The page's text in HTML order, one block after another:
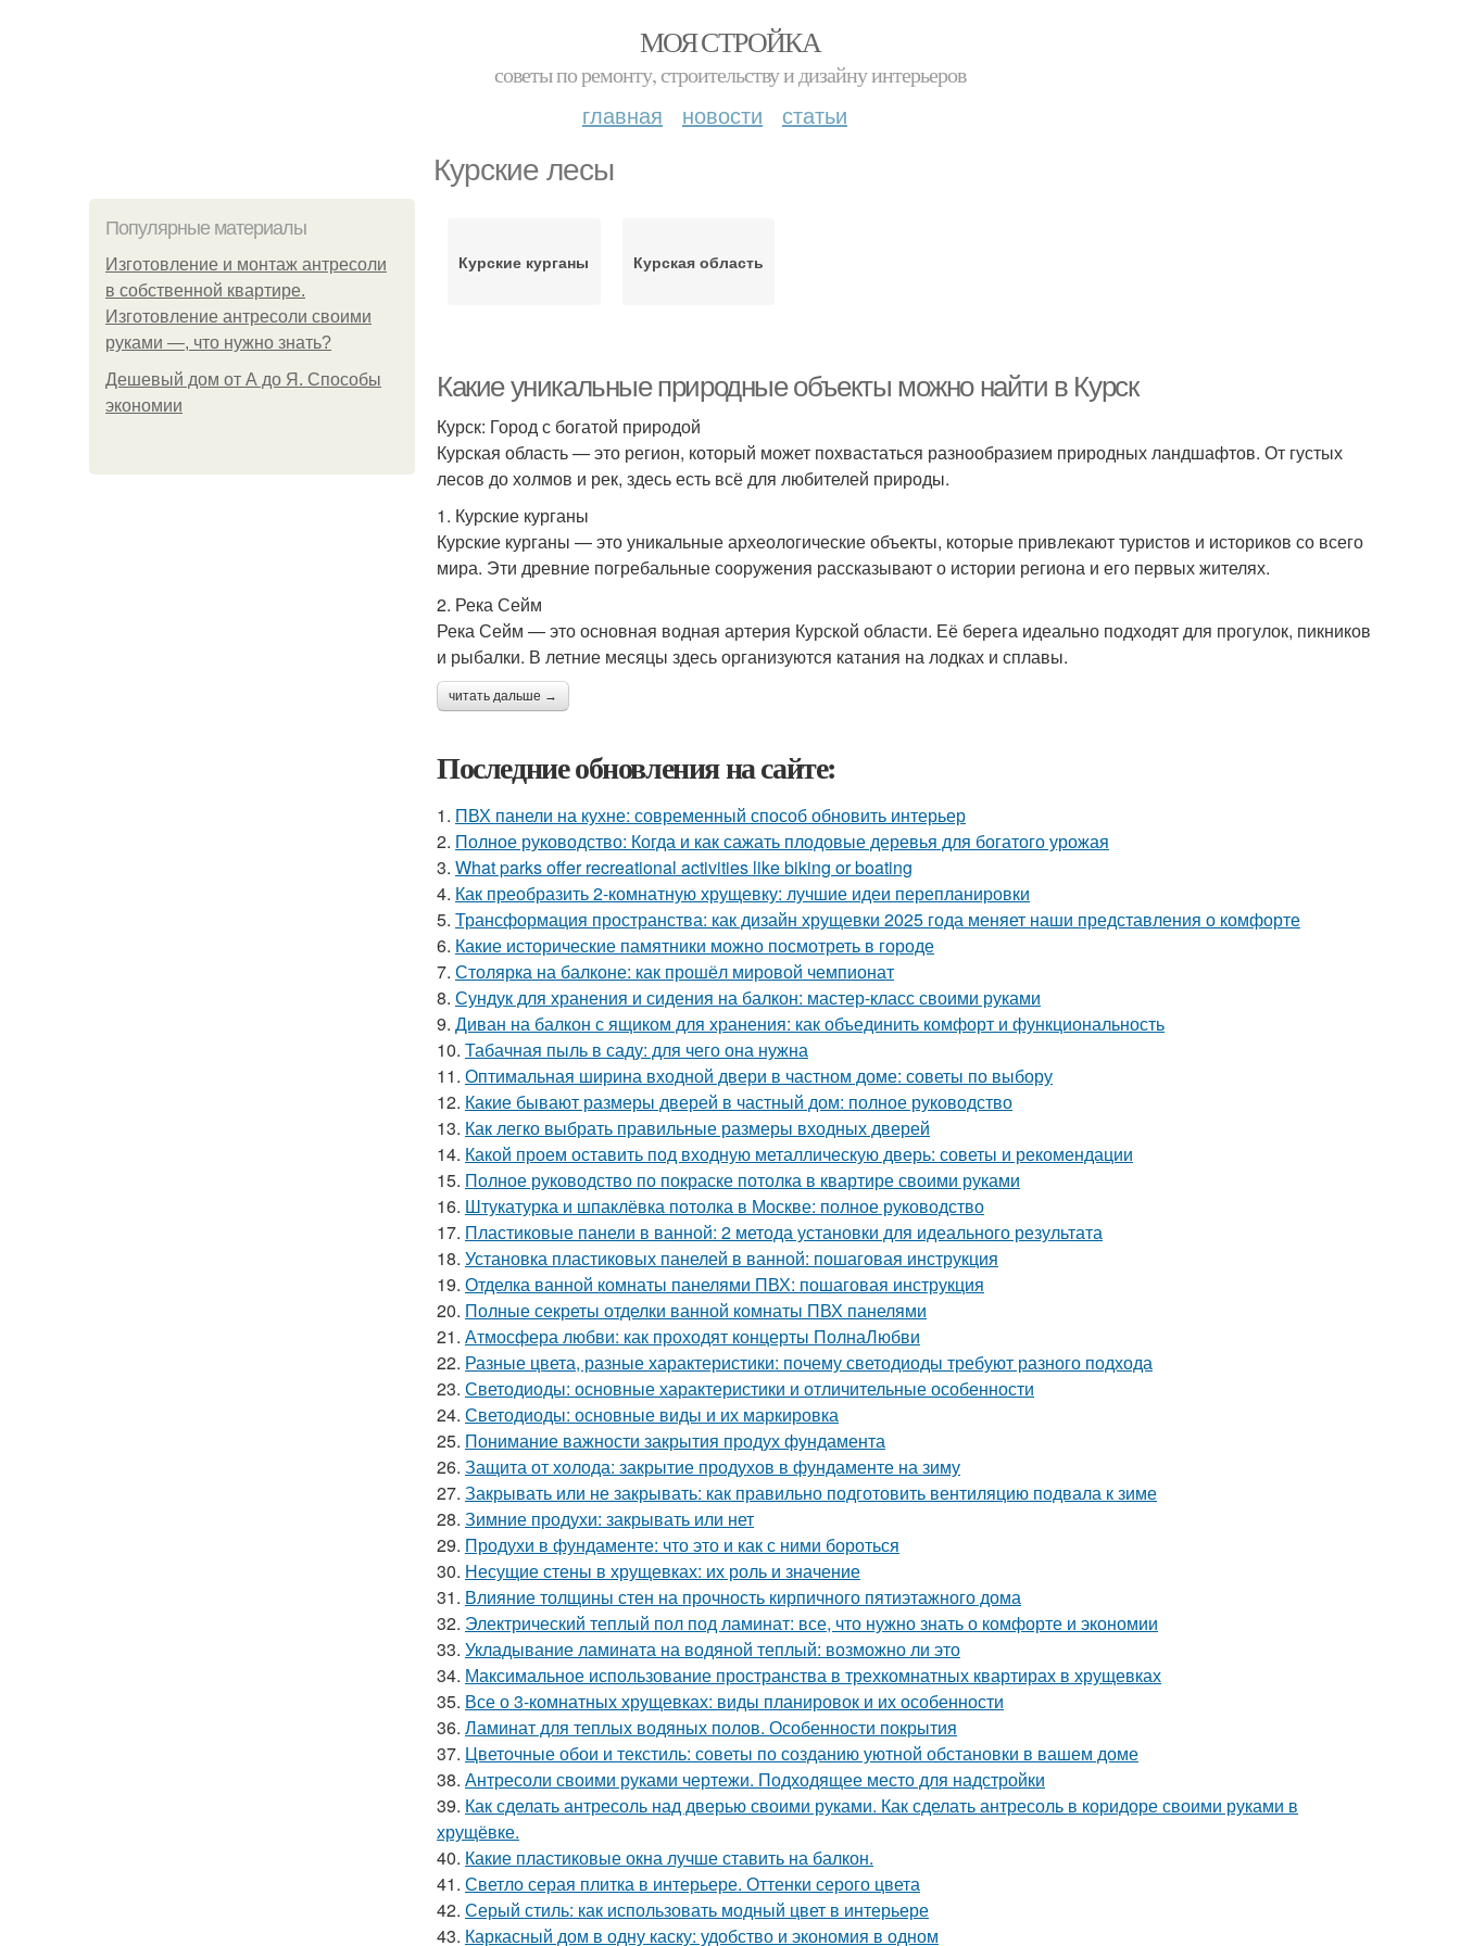
МОЯ СТРОЙКА
советы по ремонту, строительству и дизайну интерьеров
главная новости статьи
Курские лесы
Популярные материалы
Изготовление и монтаж антресоли
в собственной квартире.
Изготовление антресоли своими
руками —, что нужно знать?
Дешевый дом от А до Я. Способы
экономии
Курские курганы Курская область
Какие уникальные природные объекты можно найти в Курск
Курск: Город с богатой природой
Курская область — это регион, который может похвастаться разнообразием природных ландшафтов. От густых
лесов до холмов и рек, здесь есть всё для любителей природы.
1. Курские курганы
Курские курганы — это уникальные археологические объекты, которые привлекают туристов и историков со всего
мира. Эти древние погребальные сооружения рассказывают о истории региона и его первых жителях.
2. Река Сейм
Река Сейм — это основная водная артерия Курской области. Её берега идеально подходят для прогулок, пикников
и рыбалки. В летние месяцы здесь организуются катания на лодках и сплавы.
читать дальше →
Последние обновления на сайте:
1. ПВХ панели на кухне: современный способ обновить интерьер
2. Полное руководство: Когда и как сажать плодовые деревья для богатого урожая
3. What parks offer recreational activities like biking or boating
4. Как преобразить 2-комнатную хрущевку: лучшие идеи перепланировки
5. Трансформация пространства: как дизайн хрущевки 2025 года меняет наши представления о комфорте
6. Какие исторические памятники можно посмотреть в городе
7. Столярка на балконе: как прошёл мировой чемпионат
8. Сундук для хранения и сидения на балкон: мастер-класс своими руками
9. Диван на балкон с ящиком для хранения: как объединить комфорт и функциональность
10. Табачная пыль в саду: для чего она нужна
11. Оптимальная ширина входной двери в частном доме: советы по выбору
12. Какие бывают размеры дверей в частный дом: полное руководство
13. Как легко выбрать правильные размеры входных дверей
14. Какой проем оставить под входную металлическую дверь: советы и рекомендации
15. Полное руководство по покраске потолка в квартире своими руками
16. Штукатурка и шпаклёвка потолка в Москве: полное руководство
17. Пластиковые панели в ванной: 2 метода установки для идеального результата
18. Установка пластиковых панелей в ванной: пошаговая инструкция
19. Отделка ванной комнаты панелями ПВХ: пошаговая инструкция
20. Полные секреты отделки ванной комнаты ПВХ панелями
21. Атмосфера любви: как проходят концерты ПолнаЛюбви
22. Разные цвета, разные характеристики: почему светодиоды требуют разного подхода
23. Светодиоды: основные характеристики и отличительные особенности
24. Светодиоды: основные виды и их маркировка
25. Понимание важности закрытия продух фундамента
26. Защита от холода: закрытие продухов в фундаменте на зиму
27. Закрывать или не закрывать: как правильно подготовить вентиляцию подвала к зиме
28. Зимние продухи: закрывать или нет
29. Продухи в фундаменте: что это и как с ними бороться
30. Несущие стены в хрущевках: их роль и значение
31. Влияние толщины стен на прочность кирпичного пятиэтажного дома
32. Электрический теплый пол под ламинат: все, что нужно знать о комфорте и экономии
33. Укладывание ламината на водяной теплый: возможно ли это
34. Максимальное использование пространства в трехкомнатных квартирах в хрущевках
35. Все о 3-комнатных хрущевках: виды планировок и их особенности
36. Ламинат для теплых водяных полов. Особенности покрытия
37. Цветочные обои и текстиль: советы по созданию уютной обстановки в вашем доме
38. Антресоли своими руками чертежи. Подходящее место для надстройки
39. Как сделать антресоль над дверью своими руками. Как сделать антресоль в коридоре своими руками в
хрущёвке.
40. Какие пластиковые окна лучше ставить на балкон.
41. Светло серая плитка в интерьере. Оттенки серого цвета
42. Серый стиль: как использовать модный цвет в интерьере
43. Каркасный дом в одну каску: удобство и экономия в одном